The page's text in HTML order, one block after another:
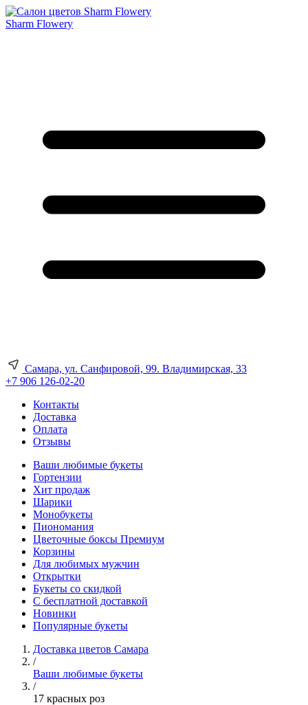
Sharm Flowery
Самара, ул. Санфировой, 99. Владимирская, 33
+7 906 126-02-20
Контакты
Доставка
Оплата
Отзывы
Ваши любимые букеты
Гортензии
Хит продаж
Шарики
Монобукеты
Пиономания
Цветочные боксы Премиум
Корзины
Для любимых мужчин
Открытки
Букеты со скидкой
С бесплатной доставкой
Новинки
Популярные букеты
Доставка цветов Самара
/
Ваши любимые букеты
/
17 красных роз